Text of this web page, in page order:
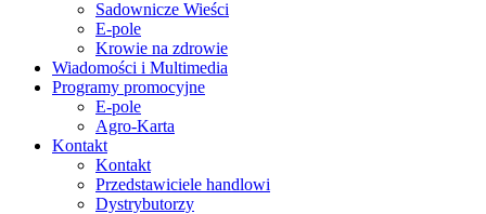
Sadownicze Wieści
E-pole
Krowie na zdrowie
Wiadomości i Multimedia
Programy promocyjne
E-pole
Agro-Karta
Kontakt
Kontakt
Przedstawiciele handlowi
Dystrybutorzy